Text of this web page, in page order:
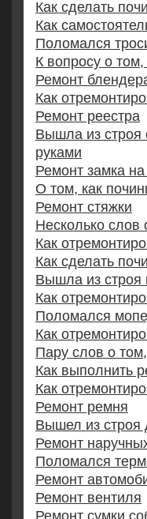
Как сделать
Как
Поломался
К вопросу о
Ремонт
Как
Ремонт реестра
Вышла из строя
руками
Ремонт замка
О том, как
Ремонт стяжки
Несколько слов
Как
Как сделать
Вышла из строя
Как
Поломался
Как
Пару слов о
Как выполнить
Как
Ремонт ремня
Вышел из строя
Ремонт
Поломался
Ремонт
Ремонт вентиля
Ремонт сумки